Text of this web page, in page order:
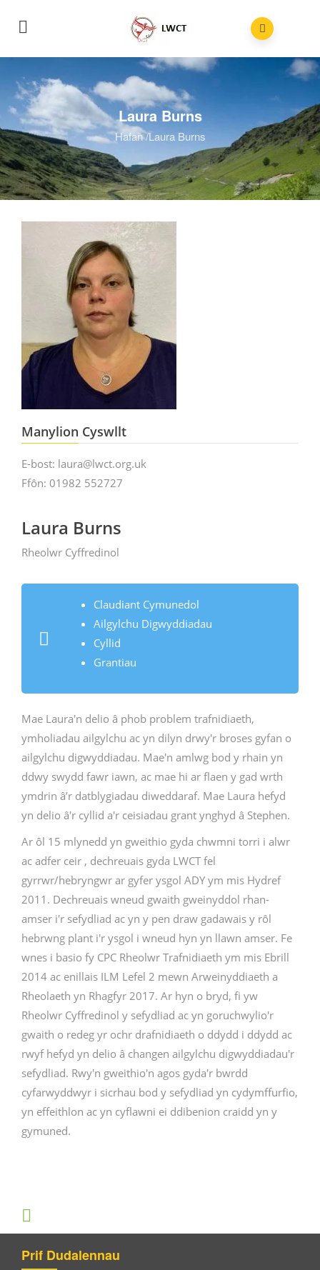
Laura Burns
Hafan/Laura Burns
Manylion Cyswllt
E-bost: laura@lwct.org.uk
Ffôn: 01982 552727
Laura Burns
Rheolwr Cyffredinol
Claudiant Cymunedol
Ailgylchu Digwyddiadau
Cyllid
Grantiau
Mae Laura'n delio â phob problem trafnidiaeth,
ymholiadau ailgylchu ac yn dilyn drwy'r broses gyfan o
ailgylchu digwyddiadau. Mae'n amlwg bod y rhain yn
ddwy swydd fawr iawn, ac mae hi ar flaen y gad wrth
ymdrin â’r datblygiadau diweddaraf. Mae Laura hefyd
yn delio â'r cyllid a'r ceisiadau grant ynghyd â Stephen.
Ar ôl 15 mlynedd yn gweithio gyda chwmni torri i alwr
ac adfer ceir , dechreuais gyda LWCT fel
gyrrwr/hebryngwr ar gyfer ysgol ADY ym mis Hydref
2011. Dechreuais wneud gwaith gweinyddol rhan-
amser i'r sefydliad ac yn y pen draw gadawais y rôl
hebrwng plant i'r ysgol i wneud hyn yn llawn amser. Fe
wnes i basio fy CPC Rheolwr Trafnidiaeth ym mis Ebrill
2014 ac enillais ILM Lefel 2 mewn Arweinyddiaeth a
Rheolaeth yn Rhagfyr 2017. Ar hyn o bryd, fi yw
Rheolwr Cyffredinol y sefydliad ac yn goruchwylio'r
gwaith o redeg yr ochr drafnidiaeth o ddydd i ddydd ac
rwyf hefyd yn delio â changen ailgylchu digwyddiadau'r
sefydliad. Rwy'n gweithio'n agos gyda'r bwrdd
cyfarwyddwyr i sicrhau bod y sefydliad yn cydymffurfio,
yn effeithlon ac yn cyflawni ei ddibenion craidd yn y
gymuned.
Prif Dudalennau